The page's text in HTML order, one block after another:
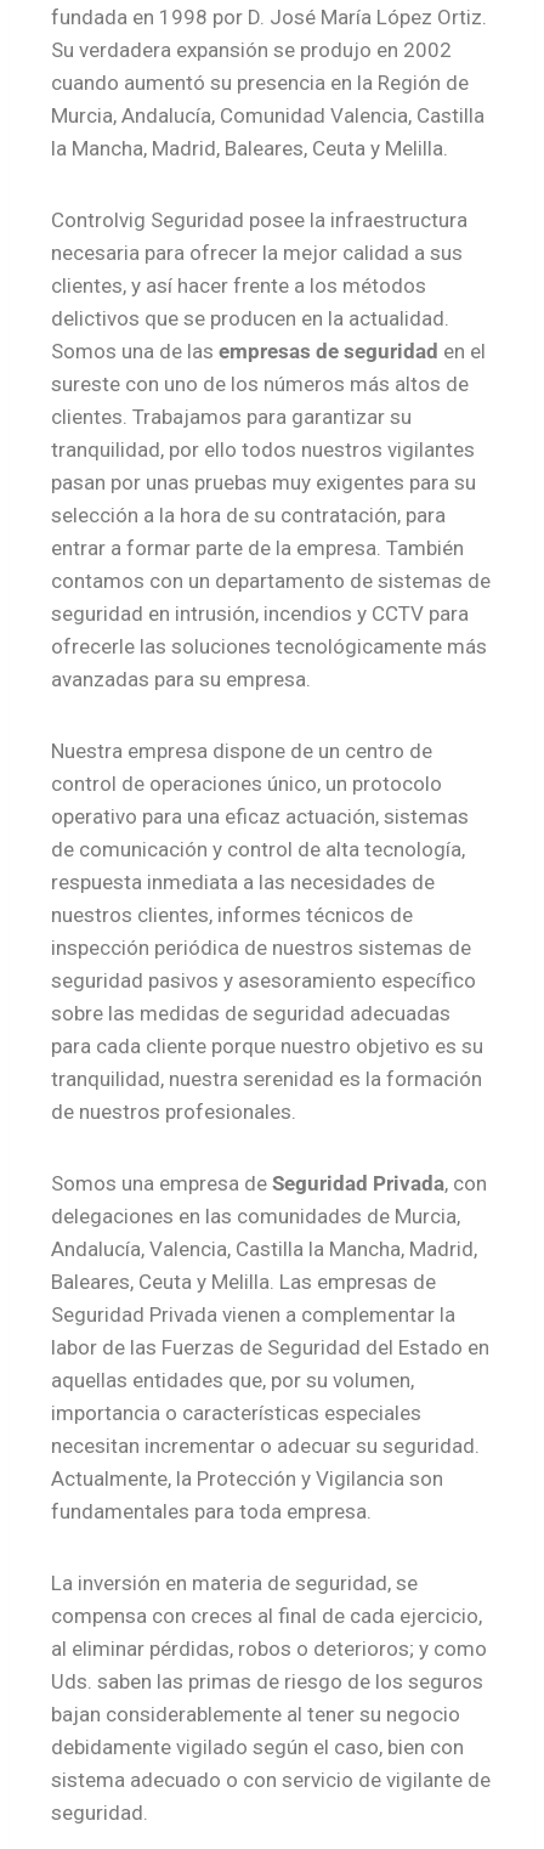
fundada en 1998 por D. José María López Ortiz.
Su verdadera expansión se produjo en 2002
cuando aumentó su presencia en la Región de
Murcia, Andalucía, Comunidad Valencia, Castilla
la Mancha, Madrid, Baleares, Ceuta y Melilla.
Controlvig Seguridad posee la infraestructura
necesaria para ofrecer la mejor calidad a sus
clientes, y así hacer frente a los métodos
delictivos que se producen en la actualidad.
Somos una de las empresas de seguridad en el
sureste con uno de los números más altos de
clientes. Trabajamos para garantizar su
tranquilidad, por ello todos nuestros vigilantes
pasan por unas pruebas muy exigentes para su
selección a la hora de su contratación, para
entrar a formar parte de la empresa. También
contamos con un departamento de sistemas de
seguridad en intrusión, incendios y CCTV para
ofrecerle las soluciones tecnológicamente más
avanzadas para su empresa.
Nuestra empresa dispone de un centro de
control de operaciones único, un protocolo
operativo para una eficaz actuación, sistemas
de comunicación y control de alta tecnología,
respuesta inmediata a las necesidades de
nuestros clientes, informes técnicos de
inspección periódica de nuestros sistemas de
seguridad pasivos y asesoramiento específico
sobre las medidas de seguridad adecuadas
para cada cliente porque nuestro objetivo es su
tranquilidad, nuestra serenidad es la formación
de nuestros profesionales.
Somos una empresa de Seguridad Privada, con
delegaciones en las comunidades de Murcia,
Andalucía, Valencia, Castilla la Mancha, Madrid,
Baleares, Ceuta y Melilla. Las empresas de
Seguridad Privada vienen a complementar la
labor de las Fuerzas de Seguridad del Estado en
aquellas entidades que, por su volumen,
importancia o características especiales
necesitan incrementar o adecuar su seguridad.
Actualmente, la Protección y Vigilancia son
fundamentales para toda empresa.
La inversión en materia de seguridad, se
compensa con creces al final de cada ejercicio,
al eliminar pérdidas, robos o deterioros; y como
Uds. saben las primas de riesgo de los seguros
bajan considerablemente al tener su negocio
debidamente vigilado según el caso, bien con
sistema adecuado o con servicio de vigilante de
seguridad.